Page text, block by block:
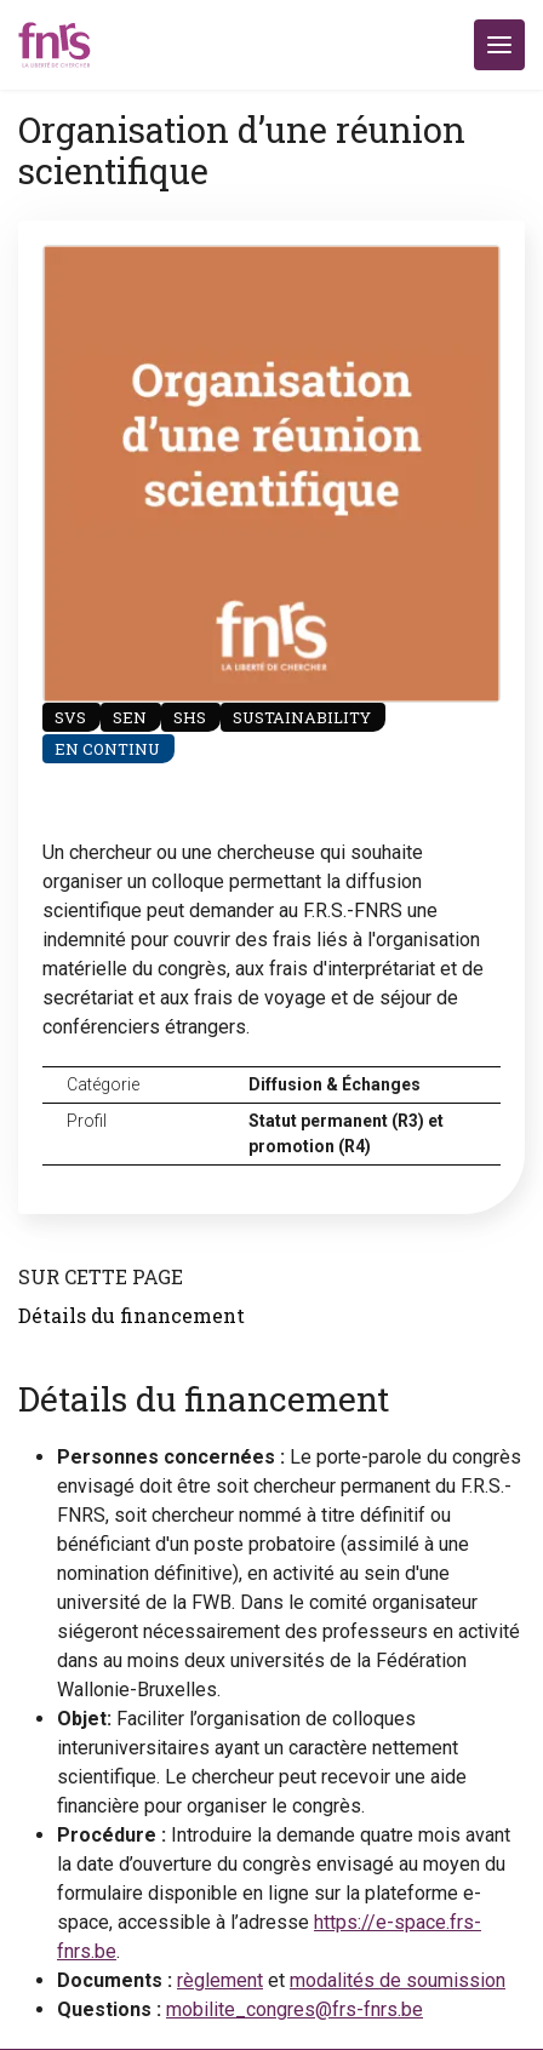
Organisation d’une réunion
scientifique
SVS SEN SHS
SUSTAINABILITY
EN CONTINU
Un chercheur ou une chercheuse qui souhaite
organiser un colloque permettant la diffusion
scientifique peut demander au F.R.S.-FNRS une
indemnité pour couvrir des frais liés à l'organisation
matérielle du congrès, aux frais d'interprétariat et de
secrétariat et aux frais de voyage et de séjour de
conférenciers étrangers.
Catégorie
Diffusion & Échanges
Profil
Statut permanent (R3) et
promotion (R4)
SUR CETTE PAGE
Détails du financement
Détails du financement
Personnes concernées : Le porte-parole du congrès
envisagé doit être soit chercheur permanent du F.R.S.-
FNRS, soit chercheur nommé à titre définitif ou
bénéficiant d'un poste probatoire (assimilé à une
nomination définitive), en activité au sein d'une
université de la FWB. Dans le comité organisateur
siégeront nécessairement des professeurs en activité
dans au moins deux universités de la Fédération
Wallonie-Bruxelles.
Objet: Faciliter l’organisation de colloques
interuniversitaires ayant un caractère nettement
scientifique. Le chercheur peut recevoir une aide
financière pour organiser le congrès.
Procédure : Introduire la demande quatre mois avant
la date d’ouverture du congrès envisagé au moyen du
formulaire disponible en ligne sur la plateforme e-
space, accessible à l’adresse https://e-space.frs-
fnrs.be.
Documents : règlement et modalités de soumission
Questions : mobilite_congres@frs-fnrs.be